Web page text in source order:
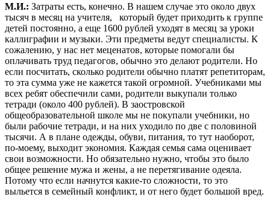
М.И.: Затраты есть, конечно. В нашем случае это около двух
тысяч в месяц на учителя, который будет приходить к группе
детей постоянно, а еще 1600 рублей уходят в месяц за уроки
каллиграфии и музыки. Эти предметы ведут специалисты. К
сожалению, у нас нет меценатов, которые помогали бы
оплачивать труд педагогов, обычно это делают родители. Но
если посчитать, сколько родители обычно платят репетиторам,
то эта сумма уже не кажется такой огромной. Учебниками мы
всех ребят обеспечили сами, родители выкупали только
тетради (около 400 рублей). В заостровской
общеобразовательной школе мы не покупали учебники, но
были рабочие тетради, и на них уходило по две с половиной
тысячи. А в плане одежды, обуви, питания, то тут наоборот,
по-моему, выходит экономия. Каждая семья сама оценивает
свои возможности. Но обязательно нужно, чтобы это было
общее решение мужа и жены, а не перетягивание одеяла.
Потому что если начнутся какие-то сложности, то это
выльется в семейный конфликт, и от него будет большой вред.